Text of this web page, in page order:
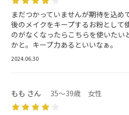
まだつかっていませんが期待を込め
後のメイクをキープするお粉として
のがなくなったらこちらを使いたい
かと。キープ力あるといいなぁ。
2024.06.30
もも さん 35～39歳 女性